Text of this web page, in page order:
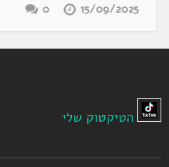
15/09/2025
0
הטיקטוק שלי